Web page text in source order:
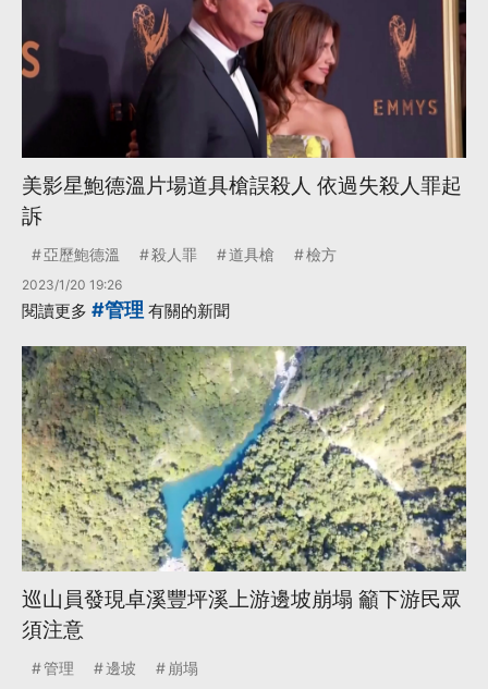
美影星鮑德溫片場道具槍誤殺人 依過失殺人罪起
訴
亞歷鮑德溫 殺人罪 道具槍 檢方
2023/1/20 19:26
閱讀更多 #管理 有關的新聞
巡山員發現卓溪豐坪溪上游邊坡崩塌 籲下游民眾
須注意
管理 邊坡 崩塌